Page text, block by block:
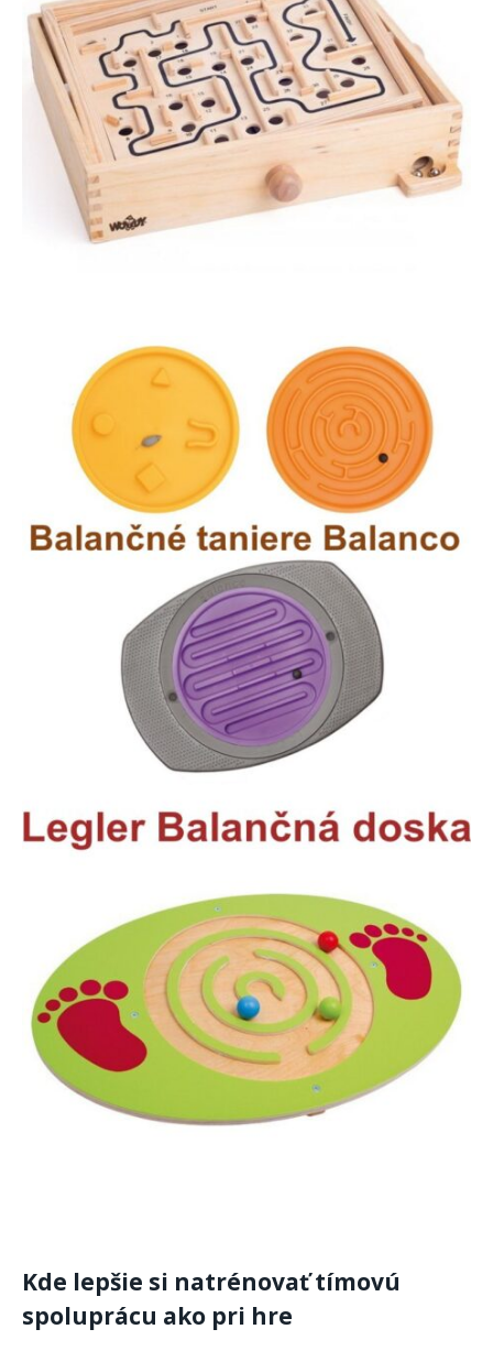
Kde lepšie si natrénovať tímovú
spoluprácu ako pri hre